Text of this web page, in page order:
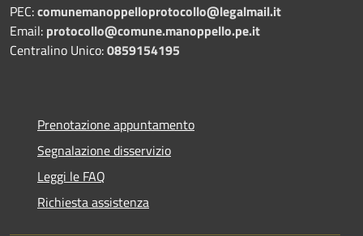
PEC:comunemanoppelloprotocollo@legalmail.it
Email: protocollo@comune.manoppello.pe.it
Centralino Unico:0859154195
Prenotazione appuntamento
Segnalazione disservizio
Leggi le FAQ
Richiesta assistenza